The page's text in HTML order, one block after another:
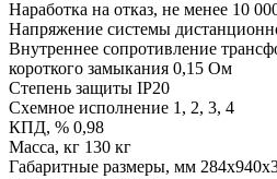
Наработка на отказ, не менее 10
Напряжение системы
Внутреннее сопротивление
короткого замыкания 0,15 Ом
Степень защиты IP20
Схемное исполнение 1, 2, 3, 4
КПД, % 0,98
Масса, кг 130 кг
Габаритные размеры, мм